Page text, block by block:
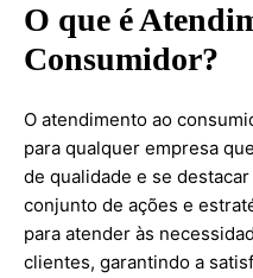
O que é
Consumidor?
O atendimento ao
para qualquer empresa
de qualidade e se
conjunto de ações e
para atender às
clientes, garantindo a